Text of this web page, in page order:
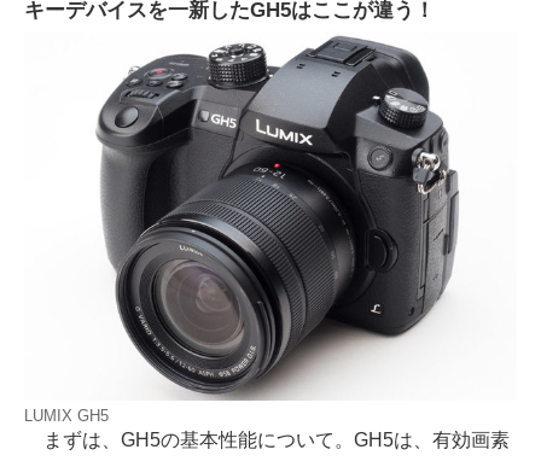
キーデバイスを一新したGH5はここが違う！
LUMIX GH5
まずは、GH5の基本性能について。GH5は、有効画素